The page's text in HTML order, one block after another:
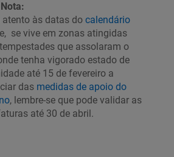
atento às datas do calendário
e, se vive em zonas atingidas
que assolaram o
tenha vigorado estado de
até 15 de fevereiro a
das medidas de apoio do
, lembre-se que pode validar as
até 30 de abril.